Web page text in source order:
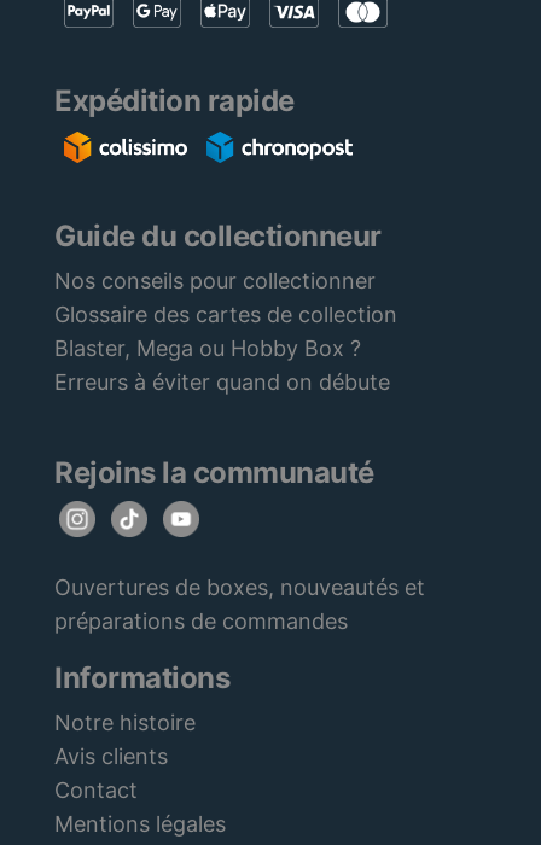
Expédition rapide
Guide du collectionneur
Nos conseils pour collectionner
Glossaire des cartes de collection
Blaster, Mega ou Hobby Box ?
Erreurs à éviter quand on débute
Rejoins la communauté
Ouvertures de boxes, nouveautés et
préparations de commandes
Informations
Notre histoire
Avis clients
Contact
Mentions légales